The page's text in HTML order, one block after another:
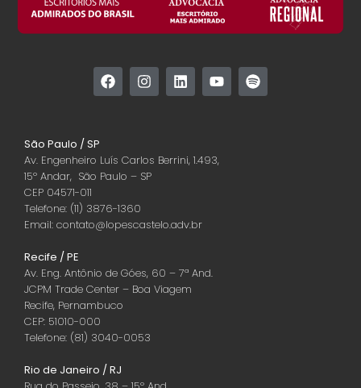
São Paulo / SP
Av. Engenheiro Luís Carlos Berrini, 1.493,
15º Andar, São Paulo – SP
CEP 04571-011
Telefone: (11) 3876-1360
Email: contato@lopescastelo.adv.br
Recife / PE
Av. Eng. Antônio de Góes, 60 – 7ª And.
JCPM Trade Center – Boa Viagem
Recife, Pernambuco
CEP: 51010-000
Telefone: (81) 3040-0053
Rio de Janeiro / RJ